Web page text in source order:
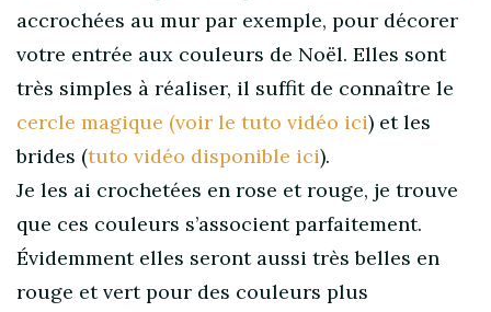
accrochées au mur par exemple, pour décorer
votre entrée aux couleurs de Noël. Elles sont
très simples à réaliser, il suffit de connaître le
cercle magique (voir le tuto vidéo ici) et les
brides (tuto vidéo disponible ici).
Je les ai crochetées en rose et rouge, je trouve
que ces couleurs s’associent parfaitement.
Évidemment elles seront aussi très belles en
rouge et vert pour des couleurs plus